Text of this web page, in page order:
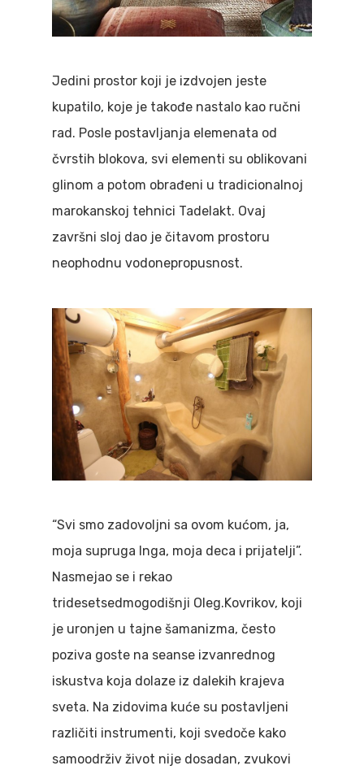
Jedini prostor koji je izdvojen jeste
kupatilo, koje je takođe nastalo kao ručni
rad. Posle postavljanja elemenata od
čvrstih blokova, svi elementi su oblikovani
glinom a potom obrađeni u tradicionalnoj
marokanskoj tehnici Tadelakt. Ovaj
završni sloj dao je čitavom prostoru
neophodnu vodonepropusnost.
“Svi smo zadovoljni sa ovom kućom, ja,
moja supruga Inga, moja deca i prijatelji”.
Nasmejao se i rekao
tridesetsedmogodišnji Oleg.Kovrikov, koji
je uronjen u tajne šamanizma, često
poziva goste na seanse izvanrednog
iskustva koja dolaze iz dalekih krajeva
sveta. Na zidovima kuće su postavljeni
različiti instrumenti, koji svedoče kako
samoodrživ život nije dosadan, zvukovi